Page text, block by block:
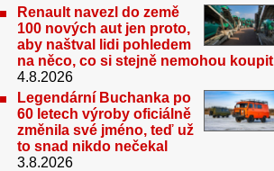
Renault navezl do země
100 nových aut jen proto,
aby naštval lidi pohledem
na něco, co si stejně nemohou koupit
4.8.2026
Legendární Buchanka po
60 letech výroby oficiálně
změnila své jméno, teď už
to snad nikdo nečekal
3.8.2026